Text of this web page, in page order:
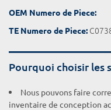
OEM Numero de Piece:
TE Numero de Piece:
Pourquoi choisir les
Nous pouvons faire
inventaire de conception